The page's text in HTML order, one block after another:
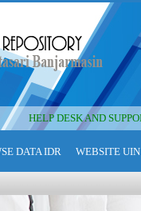
HELP DESK AND
DATA IDR WEBSITE